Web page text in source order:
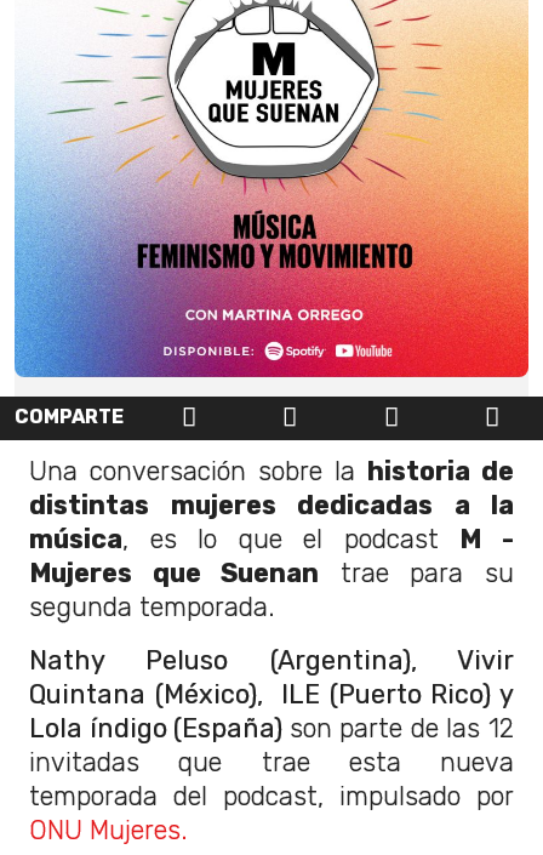
COMPARTE
Una conversación sobre la historia de
distintas mujeres dedicadas a la
música, es lo que el podcast M -
Mujeres que Suenan trae para su
segunda temporada.
Nathy Peluso (Argentina), Vivir
Quintana (México), ILE (Puerto Rico) y
Lola índigo (España) son parte de las 12
invitadas que trae esta nueva
temporada del podcast, impulsado por
ONU Mujeres.